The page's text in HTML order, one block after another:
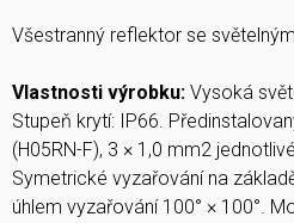
Všestranný reflektor se
Vlastnosti výrobku: Vysoká
Stupeň krytí: IP66.
(H05RN-F), 3 × 1,0 mm2
Symetrické vyzařování na
úhlem vyzařování 100° × 100°.